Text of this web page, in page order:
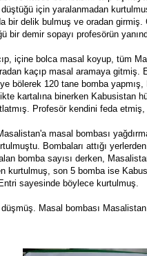
için yaralanmadan
bir delik bulmuş ve oradan
bir demir sopayı profesörün
içine bolca masal koyup, tüm
kaçıp masal aramaya gitmiş.
bölerek 120 tane bomba
kartalına binerken Kabusistan
Profesör kendini feda etmiş,
masal bombası
Bombaları attığı
bomba sayısı derken,
kurtulmuş, son 5 bomba ise
sayesinde böylece kurtulmuş.
Masal bombası